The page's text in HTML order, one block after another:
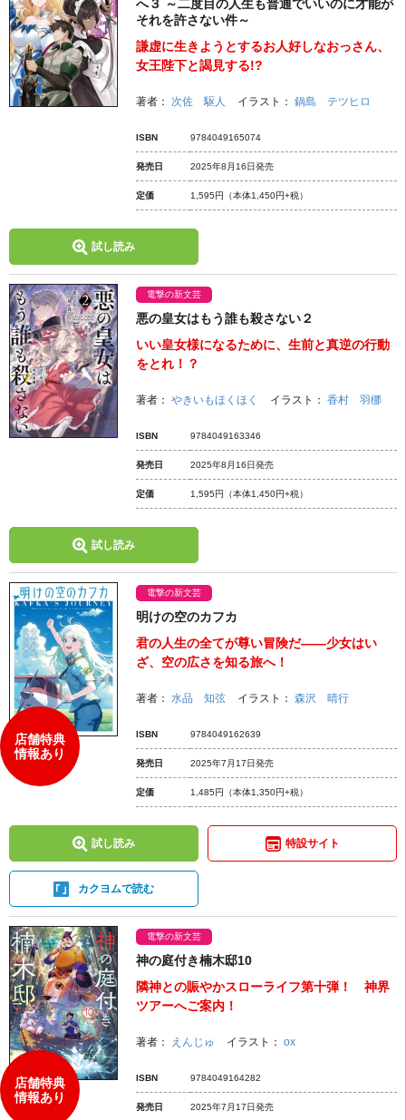
へ３ ～二度目の人生も普通でいいのに才能が
それを許さない件～
謙虚に生きようとするお人好しなおっさん、
女王陛下と謁見する!?
著者： 次佐 駆人 イラスト： 鍋島 テツヒロ
ISBN 9784049165074
発売日 2025年8月16日発売
定価 1,595円 （本体1,450円+税）
試し読み
電撃の新文芸
悪の皇女はもう誰も殺さない２
いい皇女様になるために、生前と真逆の行動
をとれ！？
著者： やきいもほくほく イラスト： 香村 羽梛
ISBN 9784049163346
発売日 2025年8月16日発売
定価 1,595円 （本体1,450円+税）
試し読み
店舗特典
情報あり
電撃の新文芸
明けの空のカフカ
君の人生の全てが尊い冒険だ――少女はい
ざ、空の広さを知る旅へ！
著者： 水品 知弦 イラスト： 森沢 晴行
ISBN 9784049162639
発売日 2025年7月17日発売
定価 1,485円 （本体1,350円+税）
試し読み 特設サイト
カクヨムで読む
店舗特典
情報あり
電撃の新文芸
神の庭付き楠木邸10
隣神との賑やかスローライフ第十弾！ 神界
ツアーへご案内！
著者： えんじゅ イラスト： ox
ISBN 9784049164282
発売日 2025年7月17日発売